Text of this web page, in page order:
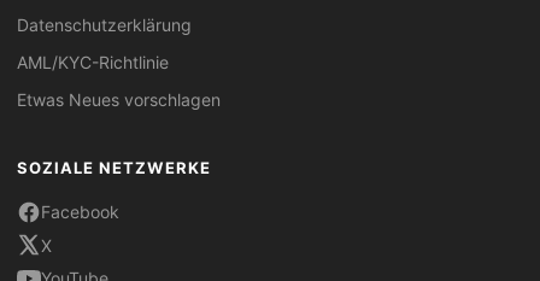
Datenschutzerklärung
AML/KYC-Richtlinie
Etwas Neues vorschlagen
SOZIALE NETZWERKE
Facebook
X